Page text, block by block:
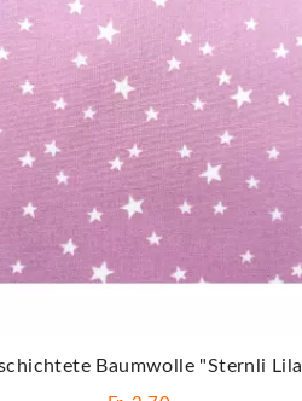
Baumwolle "Sternli Lila